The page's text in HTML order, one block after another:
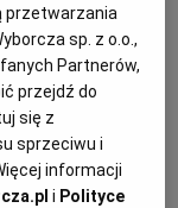
przetwarzania
sp. z o.o.,
Partnerów,
przejdź do
się z
sprzeciwu i
informacji
i Polityce